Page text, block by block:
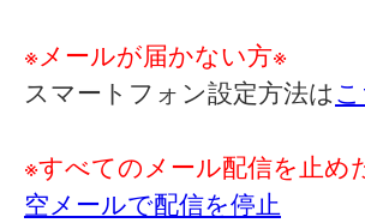
※メールが届かない方※
スマートフォン設定方法は
※すべてのメール配信を止め
空メールで配信を停止